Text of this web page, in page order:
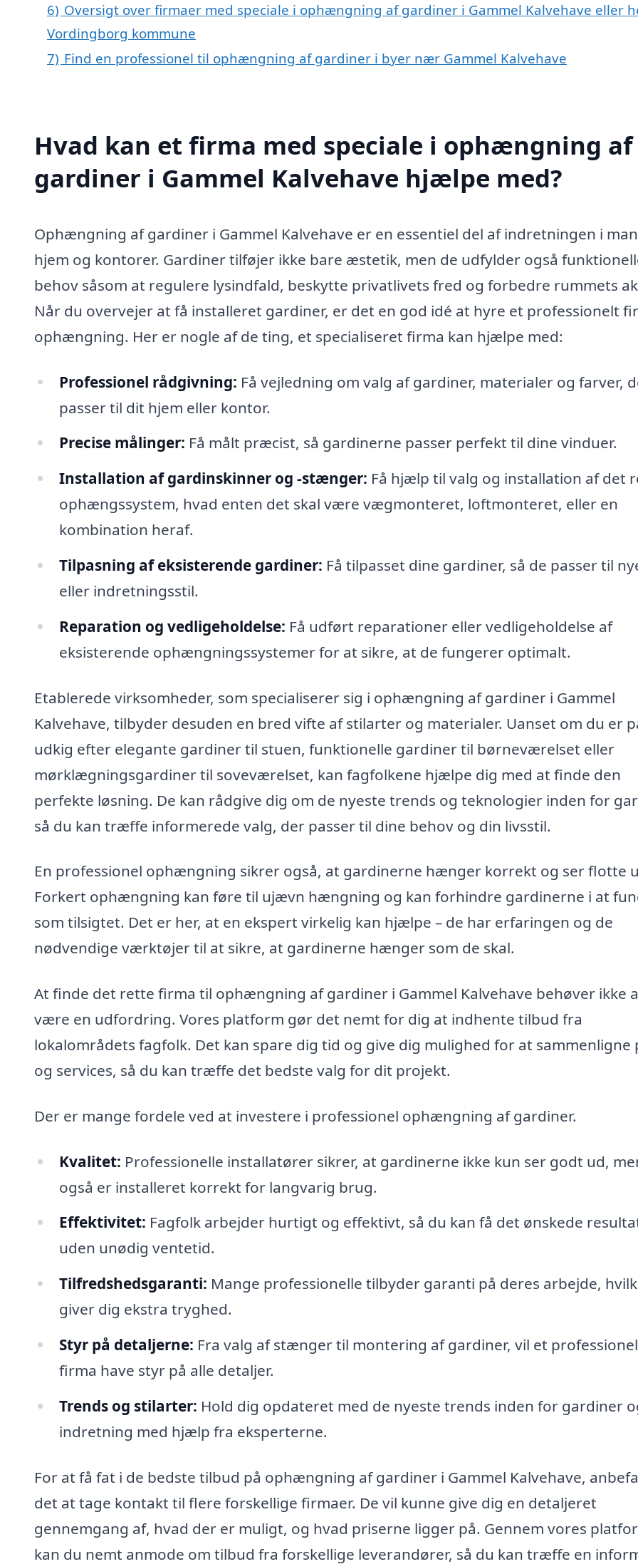
6) Oversigt over firmaer med speciale i ophængning af gardiner i Gammel Kalvehave eller
Vordingborg kommune
7) Find en professionel til ophængning af gardiner i byer nær Gammel Kalvehave
Hvad kan et firma med speciale i ophængning af
gardiner i Gammel Kalvehave hjælpe med?
Ophængning af gardiner i Gammel Kalvehave er en essentiel del af indretningen i
hjem og kontorer. Gardiner tilføjer ikke bare æstetik, men de udfylder også
behov såsom at regulere lysindfald, beskytte privatlivets fred og forbedre rummets
Når du overvejer at få installeret gardiner, er det en god idé at hyre et professionelt
ophængning. Her er nogle af de ting, et specialiseret firma kan hjælpe med:
Professionel rådgivning: Få vejledning om valg af gardiner, materialer og farver,
passer til dit hjem eller kontor.
Precise målinger: Få målt præcist, så gardinerne passer perfekt til dine vinduer.
Installation af gardinskinner og -stænger: Få hjælp til valg og installation af det
ophængssystem, hvad enten det skal være vægmonteret, loftmonteret, eller en
kombination heraf.
Tilpasning af eksisterende gardiner: Få tilpasset dine gardiner, så de passer til
eller indretningsstil.
Reparation og vedligeholdelse: Få udført reparationer eller vedligeholdelse af
eksisterende ophængningssystemer for at sikre, at de fungerer optimalt.
Etablerede virksomheder, som specialiserer sig i ophængning af gardiner i Gammel
Kalvehave, tilbyder desuden en bred vifte af stilarter og materialer. Uanset om du er
udkig efter elegante gardiner til stuen, funktionelle gardiner til børneværelset eller
mørklægningsgardiner til soveværelset, kan fagfolkene hjælpe dig med at finde den
perfekte løsning. De kan rådgive dig om de nyeste trends og teknologier inden for
så du kan træffe informerede valg, der passer til dine behov og din livsstil.
En professionel ophængning sikrer også, at gardinerne hænger korrekt og ser flotte
Forkert ophængning kan føre til ujævn hængning og kan forhindre gardinerne i at
som tilsigtet. Det er her, at en ekspert virkelig kan hjælpe – de har erfaringen og de
nødvendige værktøjer til at sikre, at gardinerne hænger som de skal.
At finde det rette firma til ophængning af gardiner i Gammel Kalvehave behøver ikke
være en udfordring. Vores platform gør det nemt for dig at indhente tilbud fra
lokalområdets fagfolk. Det kan spare dig tid og give dig mulighed for at sammenligne
og services, så du kan træffe det bedste valg for dit projekt.
Der er mange fordele ved at investere i professionel ophængning af gardiner.
Kvalitet: Professionelle installatører sikrer, at gardinerne ikke kun ser godt ud,
også er installeret korrekt for langvarig brug.
Effektivitet: Fagfolk arbejder hurtigt og effektivt, så du kan få det ønskede
uden unødig ventetid.
Tilfredshedsgaranti: Mange professionelle tilbyder garanti på deres arbejde,
giver dig ekstra tryghed.
Styr på detaljerne: Fra valg af stænger til montering af gardiner, vil et
firma have styr på alle detaljer.
Trends og stilarter: Hold dig opdateret med de nyeste trends inden for gardiner
indretning med hjælp fra eksperterne.
For at få fat i de bedste tilbud på ophængning af gardiner i Gammel Kalvehave,
det at tage kontakt til flere forskellige firmaer. De vil kunne give dig en detaljeret
gennemgang af, hvad der er muligt, og hvad priserne ligger på. Gennem vores
kan du nemt anmode om tilbud fra forskellige leverandører, så du kan træffe en